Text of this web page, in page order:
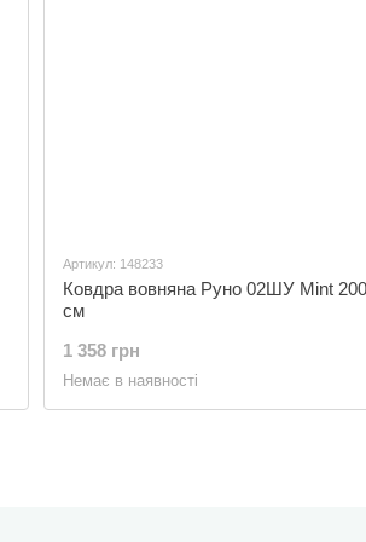
Артикул: 148233
Ковдра вовняна Руно 02ШУ Mint
см
1 358 грн
Немає в наявності